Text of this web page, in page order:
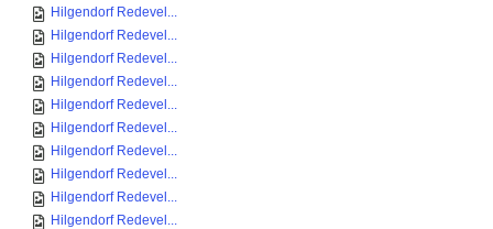
Hilgendorf Redevel...
Hilgendorf Redevel...
Hilgendorf Redevel...
Hilgendorf Redevel...
Hilgendorf Redevel...
Hilgendorf Redevel...
Hilgendorf Redevel...
Hilgendorf Redevel...
Hilgendorf Redevel...
Hilgendorf Redevel...